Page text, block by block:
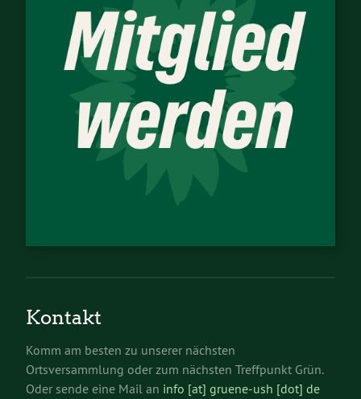
Kontakt
Komm am besten zu unserer nächsten
Ortsversammlung oder zum nächsten Treffpunkt Grün.
Oder sende eine Mail an info [at] gruene-ush [dot] de